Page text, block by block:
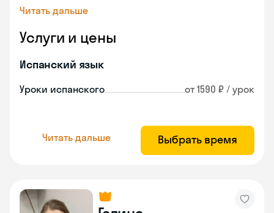
Читать дальше
Услуги и цены
Испанский язык
Уроки испанского от 1590 ₽ / урок
Читать дальше Выбрать время